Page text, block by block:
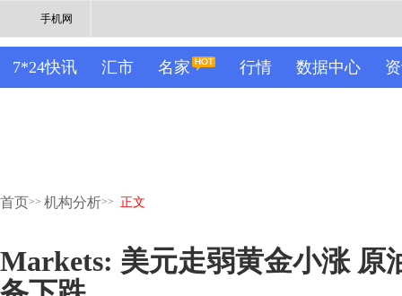
手机网
7*24快讯 汇市 名家 行情 数据中心
首页>> 机构分析>> 正文
Markets: 美元走弱黄金小涨 原